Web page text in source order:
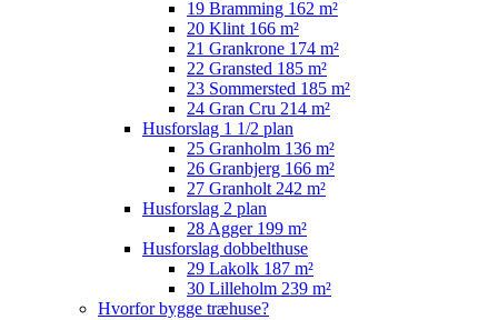
19 Bramming 162 m²
20 Klint 166 m²
21 Grankrone 174 m²
22 Gransted 185 m²
23 Sommersted 185 m²
24 Gran Cru 214 m²
Husforslag 1 1/2 plan
25 Granholm 136 m²
26 Granbjerg 166 m²
27 Granholt 242 m²
Husforslag 2 plan
28 Agger 199 m²
Husforslag dobbelthuse
29 Lakolk 187 m²
30 Lilleholm 239 m²
Hvorfor bygge træhuse?